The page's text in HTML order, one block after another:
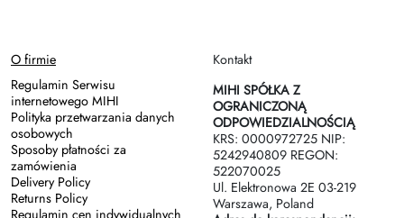
O firmie
Regulamin Serwisu
internetowego MIHI
Polityka przetwarzania danych
osobowych
Sposoby płatności za
zamówienia
Delivery Policy
Returns Policy
Regulamin cen indywidualnych
Kontakt
MIHI SPÓŁKA Z
OGRANICZONĄ
ODPOWIEDZIALNOŚCIĄ
KRS: 0000972725 NIP:
5242940809 REGON:
522070025
Ul. Elektronowa 2Е 03-219
Warszawa, Poland